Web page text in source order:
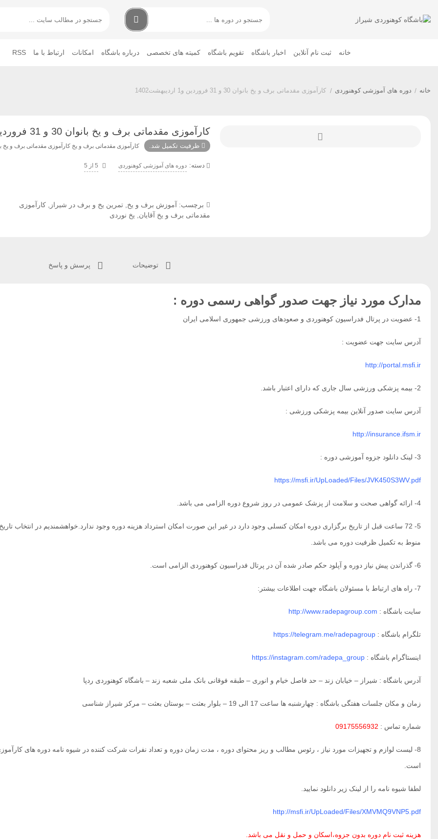
خانه ثبت نام آنلاین اخبار باشگاه تقویم باشگاه کمیته های تخصصی درباره باشگاه امکانات ارتباط با ما RSS
خانه / دوره های آموزشی کوهنوردی / کارآموزی مقدماتی برف و یخ بانوان 30 و 31 فروردین و1 اردیبهشت1402
کارآموزی مقدماتی برف و یخ بانوان 30 و 31 فروردین و1 اردیبهشت1402
ظرفیت تکمیل شد. کارآموزی مقدماتی برف و یخ کارآموزی مقدماتی برف و یخ بانوان 30 و 31 فروردین و1
دسته: دوره های آموزشی کوهنوردی 5 از 5
برچسب: آموزش برف و یخ ,تمرین یخ و برف در شیراز ,کارآموزی
مقدماتی برف و یخ آقایان
یخ نوردی
توضیحات پرسش و پاسخ
مدارک مورد نیاز جهت صدور گواهی رسمی دوره :
1- عضویت در پرتال فدراسیون کوهنوردی و صعودهای ورزشی جمهوری اسلامی ایران
آدرس سایت جهت عضویت :
http://portal.msfi.ir
2- بیمه پزشکی ورزشی سال جاری که دارای اعتبار باشد.
آدرس سایت صدور آنلاین بیمه پزشکی ورزشی :
http://insurance.ifsm.ir
3- لینک دانلود جزوه آموزشی دوره :
https://msfi.ir/UpLoaded/Files/JVK450S3WV.pdf
4- ارائه گواهی صحت و سلامت از پزشک عمومی در روز شروع دوره الزامی می باشد.
5- 72 ساعت قبل از تاریخ برگزاری دوره امکان کنسلی وجود دارد در غیر این صورت امکان استرداد هزینه دوره وجود ندارد.خواهشمندیم در انتخاب
منوط به تکمیل ظرفیت دوره می باشد.
6- گذراندن پیش نیاز دوره و آپلود حکم صادر شده آن در پرتال فدراسیون کوهنوردی الزامی است.
7- راه های ارتباط با مسئولان باشگاه جهت اطلاعات بیشتر:
سایت باشگاه : http://www.radepagroup.com
تلگرام باشگاه : https://telegram.me/radepagroup
اینستاگرام باشگاه : https://instagram.com/radepa_group
آدرس باشگاه : شیراز – خیابان زند – حد فاصل خیام و انوری – طبقه فوقانی بانک ملی شعبه زند – باشگاه کوهنوردی ردپا
زمان و مکان جلسات هفتگی باشگاه : چهارشنبه ها ساعت 17 الی 19 – بلوار بعثت – بوستان بعثت – مرکز شیراز شناسی
شماره تماس : 09175556932
8- لیست لوازم و تجهیزات مورد نیاز ، رئوس مطالب و ریز محتوای دوره ، مدت زمان دوره و تعداد نفرات شرکت کننده در شیوه نامه دوره های
است.
لطفا شیوه نامه را از لینک زیر دانلود نمایید.
http://msfi.ir/UpLoaded/Files/XMVMQ9VNP5.pdf
هزینه ثبت نام دوره بدون جزوه،اسکان و حمل و نقل می باشد.